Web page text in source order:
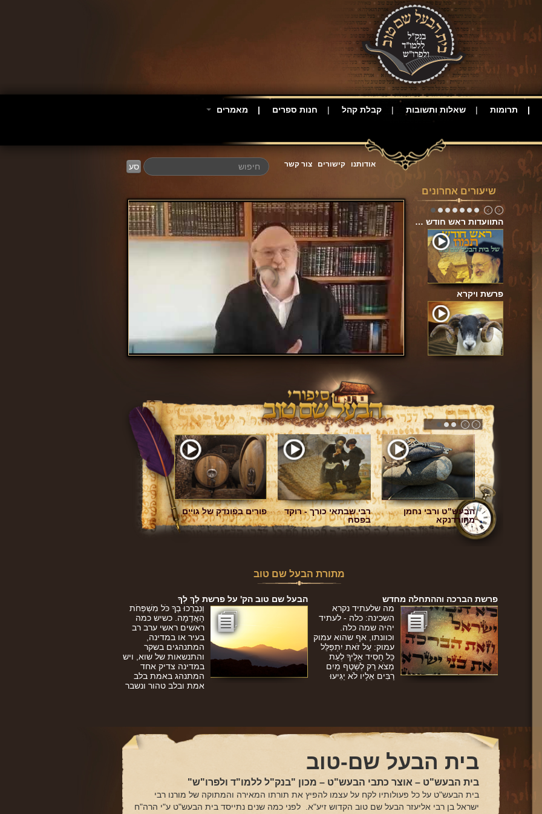
תרומות שאלות ותשובות קבלת קהל חנות ספרים מאמרים
סע אודותנו קישורים צור קשר
שיעורים אחרונים
התוועדות ראש חודש …
פרשת ויקרא
פורים בפונדק של גויים
רבי שבתאי כורך - רוקד
בפסח
הבעש"ט ורבי נחמן
מהורדנקא
לדרוש
מתורת הבעל שם טוב
הבעל שם טוב הק' על פרשת לֶךְ לְךָ
וְנִבְרְכוּ בְךָ כֹּל מִשְׁפְּחֹת
הָאֲדָמָה. כשיש כמה
ראשים ראשי ערב רב
בעיר או במדינה,
המתנהגים בשקר
והתנשאות של שוא, ויש
במדינה צדיק אחד
המתנהג באמת בלב
אמת ובלב טהור ונשבר
פרשת הברכה וההתחלה מחדש
מה שלעתיד נקרא
השכינה: כלה - לעתיד
יהיה שמה כלה.
וכוונתו, אף שהוא עמוק
עמוק: עַל זֹאת יִתְפַּלֵּל
כָּל חָסִיד אֵלֶיךָ לְעֵת
מְצֹא רַק לְשֵׁטֶף מַיִם
רַבִּים אֵלָיו לֹא יַגִּיעוּ
בית הבעל שם-טוב
בית הבעש"ט – אוצר כתבי הבעש"ט – מכון "בנק"ל ללמו"ד ולפרו"ש"
בית הבעש"ט על כל פעולותיו לקח על עצמו להפיץ את תורתו המאירה והמתוקה של מורנו רבי
ישראל בן רבי אליעזר הבעל שם טוב הקדוש זיע"א. לפני כמה שנים נתייסד בית הבעש"ט ע"י הרה"ח